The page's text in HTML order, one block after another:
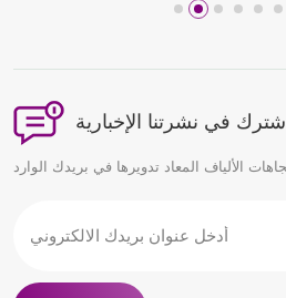
اشترك في نشرتنا الإخبارية